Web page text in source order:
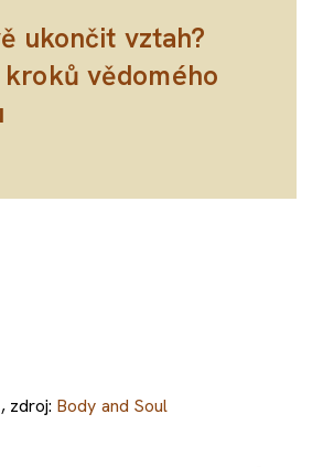
ukončit vztah?
vědomého
zdroj: Body and Soul